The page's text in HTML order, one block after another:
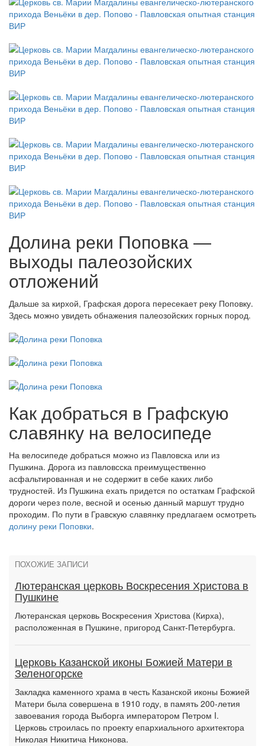
Долина реки Поповка —
выходы палеозойских
отложений
Дальше за кирхой, Графская дорога пересекает реку Поповку.
Здесь можно увидеть обнажения палеозойских горных пород.
Как добраться в Графскую
славянку на велосипеде
На велосипеде добраться можно из Павловска или из
Пушкина. Дорога из павловсска преимущественно
асфальтированная и не содержит в себе каких либо
трудностей. Из Пушкина ехать придется по остаткам Графской
дороги через поле, весной и осенью данный маршут трудно
проходим. По пути в Гравскую славянку предлагаем осмотреть
долину реки Поповки.
ПОХОЖИЕ ЗАПИСИ
Лютеранская церковь Воскресения Христова в
Пушкине
Лютеранская церковь Воскресения Христова (Кирха),
расположенная в Пушкине, пригород Санкт-Петербурга.
Церковь Казанской иконы Божией Матери в
Зеленогорске
Закладка каменного храма в честь Казанской иконы Божией
Матери была совершена в 1910 году, в память 200-летия
завоевания города Выборга императором Петром I.
Церковь строилась по проекту епархиального архитектора
Николая Никитича Никонова.